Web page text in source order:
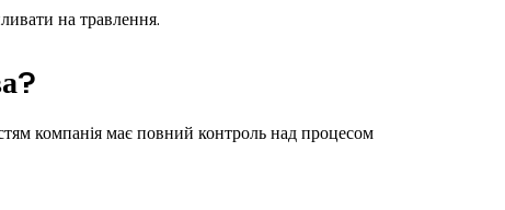
на травлення.
компанія має повний контроль над процесом